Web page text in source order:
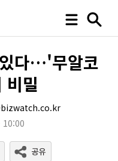
다…'무알코
비밀
10:00